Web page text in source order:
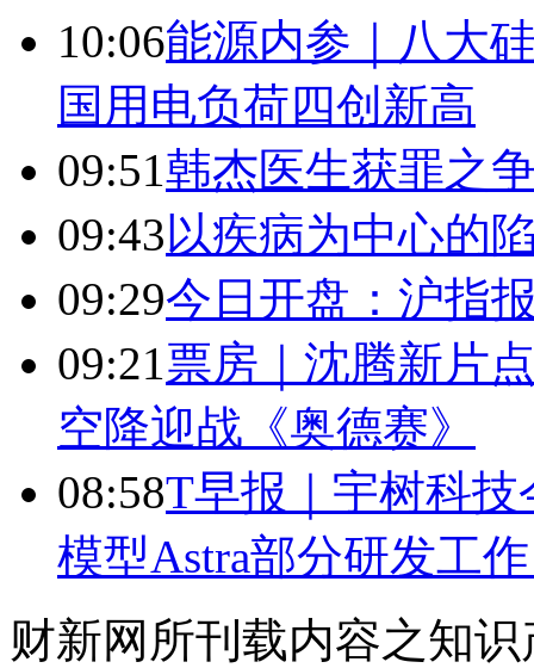
10:06能源内参｜八大
国用电负荷四创新高
09:51韩杰医生获罪之
09:43以疾病为中心的
09:29今日开盘：沪指
09:21票房｜沈腾新片
空降迎战《奥德赛》
08:58T早报｜宇树科
模型Astra部分研发工
财新网所刊载内容之知